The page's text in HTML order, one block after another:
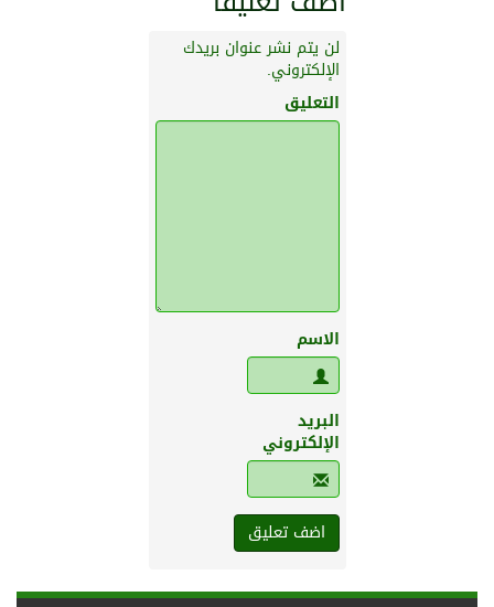
لن يتم نشر عنوان بريدك
الإلكتروني.
التعليق
الاسم
البريد
الإلكتروني